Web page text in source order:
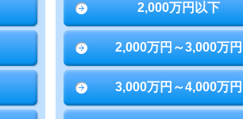
2,000万円以下
2,000万円～3,000万円
3,000万円～4,000万円